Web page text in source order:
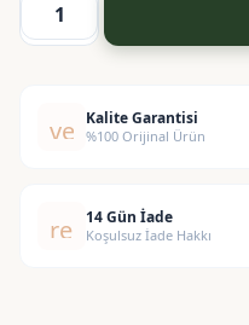
Kayısı
verified
Kalite Garantisi
%100 Orijinal Ürün
replay14 Gün İade
Koşulsuz İade Hakkı